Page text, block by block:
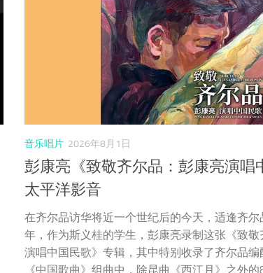
音乐唱片 2026年8月1日
彭康亮《致敬齐尔品：彭康亮演唱
太平洋影音
在齐尔品访华将近一个世纪后的今天，适逢齐尔
年，作为斯义桂的学生，彭康亮录制这张《致
演唱中国民歌》专辑，其中特别收录了齐尔品编